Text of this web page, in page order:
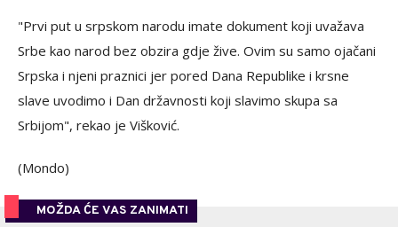
"Prvi put u srpskom narodu imate dokument koji uvažava
Srbe kao narod bez obzira gdje žive. Ovim su samo ojačani
Srpska i njeni praznici jer pored Dana Republike i krsne
slave uvodimo i Dan državnosti koji slavimo skupa sa
Srbijom", rekao je Višković.
(Mondo)
MOŽDA ĆE VAS ZANIMATI